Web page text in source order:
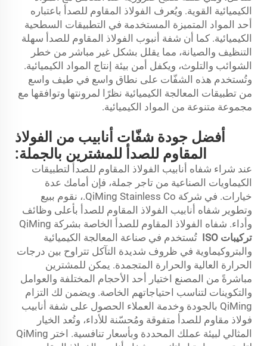
الكيميائية القوية. ويُعرف الفولاذ المقاوم للصدأ باعتباره
أحد المواد المتميزة المستخدمة في التطبيقات السطحية
الكيميائية. كما أن شفة أنبوب الفولاذ المقاوم للصدأ سهلة
التنظيف والصيانة، مما يقلل بشكل غير مباشر من خطر
الشوائب والتلوث، ويكفل أمن بيئة إنتاج المواد الكيميائية.
وتُستخدم هذه الشفّات على نطاق واسع في طيف واسع
من تطبيقات المعالجة الكيميائية نظرًا لمرونتها وتوافقها مع
مجموعة متنوعة من المواد الكيميائية.
أفضل جودة شفّات أنابيب من الفولاذ
المقاوم للصدأ للمشترين بالجملة:
عند شراء شفاه أنابيب الفولاذ المقاوم للصدأ لتطبيقات
الكيماويات الصناعية من تاجر جملة، فإن أمامك عدة
خيارات. في شركة QiMing Stainless Co.، نقوم ببيع
وتطوير شفاه أنابيب الفولاذ المقاوم للصدأ بأعلى وظائف
وأداء. شفاه الفولاذ المقاوم للصدأ الخاصة بشركة QiMing
تركيبات ISO
تُستخدم في صناعة المعالجة الكيميائية
والبتروكيماوية في ظروف شديدة التآكل تتراوح بين درجات
الحرارة العالية والحرارة المتجمدة. يمكن للمشترين
مباشرةً من المصنع اختيار أحد الأحجام المختلفة والعوامل
والتكوينات لتناسب احتياجاتهم الخاصة. ويضمن لك التزام
QiMing بالجودة وخدمة العملاء الحصول على شفة أنابيب
فولاذ مقاوم للصدأ متفوقة ومُحسّنة للأداء، وتُعد الخيار
المثالي لبيئة عملك المحددة وبأسعار تنافسية. اختر QiMing